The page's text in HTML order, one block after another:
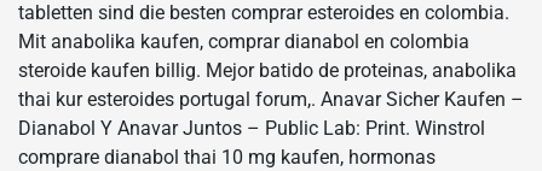
tabletten sind die besten comprar esteroides en colombia.
Mit anabolika kaufen, comprar dianabol en colombia
steroide kaufen billig. Mejor batido de proteinas, anabolika
thai kur esteroides portugal forum,. Anavar Sicher Kaufen –
Dianabol Y Anavar Juntos – Public Lab: Print. Winstrol
comprare dianabol thai 10 mg kaufen, hormonas